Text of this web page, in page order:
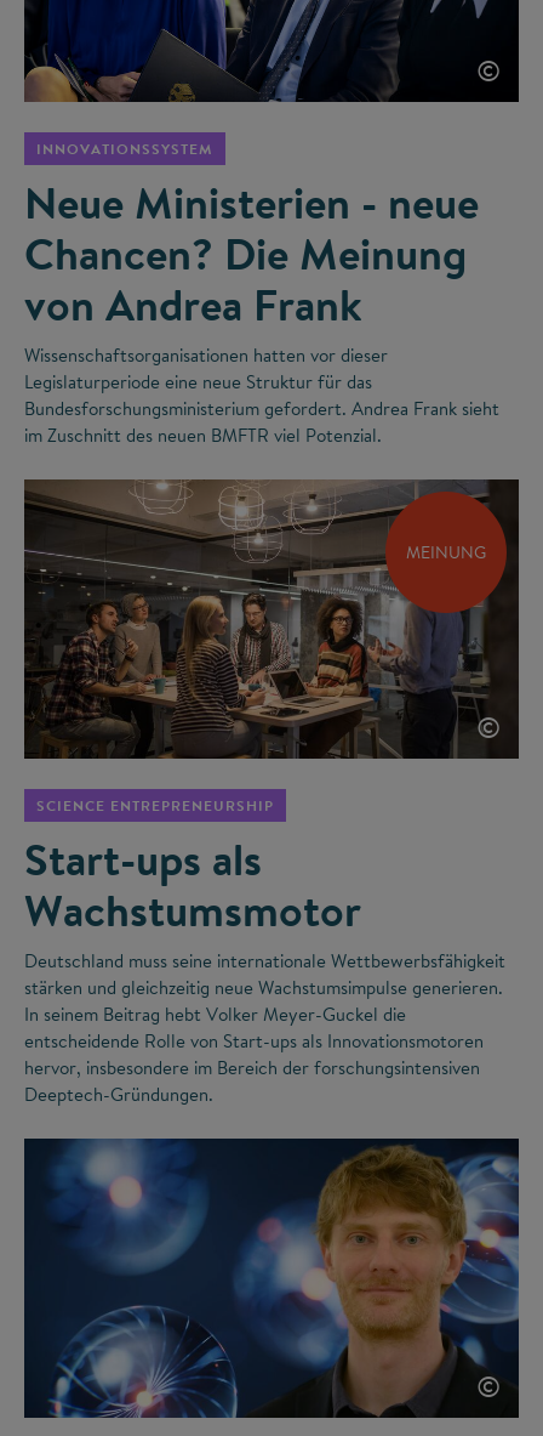
©
INNOVATIONSSYSTEM
Neue Ministerien - neue
Chancen? Die Meinung
von Andrea Frank
Wissenschaftsorganisationen hatten vor dieser
Legislaturperiode eine neue Struktur für das
Bundesforschungsministerium gefordert. Andrea Frank sieht
im Zuschnitt des neuen BMFTR viel Potenzial.
MEINUNG
©
SCIENCE ENTREPRENEURSHIP
Start-ups als
Wachstumsmotor
Deutschland muss seine internationale Wettbewerbsfähigkeit
stärken und gleichzeitig neue Wachstumsimpulse generieren.
In seinem Beitrag hebt Volker Meyer-Guckel die
entscheidende Rolle von Start-ups als Innovationsmotoren
hervor, insbesondere im Bereich der forschungsintensiven
Deeptech-Gründungen.
©